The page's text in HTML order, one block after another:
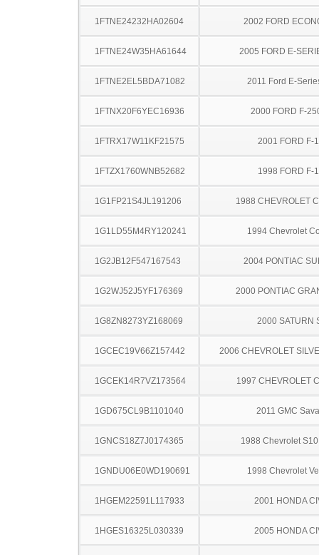
1FTNE24232HA02604 2002 FORD
1FTNE24W35HA61644 2005 FORD E-
1FTNE2EL5BDA71082 2011 Ford E-
1FTNX20F6YEC16936 2000 FORD F-
1FTRX17W11KF21575 2001 FORD F-
1FTZX1760WNB52682 1998 FORD F-
1G1FP21S4JL191206 1988 CHEVROLET
1G1LD55M4RY120241 1994 Chevrolet
1G2JB12F547167543 2004 PONTIAC
1G2WJ52J5YF176369 2000 PONTIAC
1G8ZN8273YZ168069 2000 SATURN
1GCEC19V66Z157442 2006 CHEVROLET
1GCEK14R7VZ173564 1997 CHEVROLET
1GD675CL9B1101040 2011 GMC
1GNCS18Z7J0174365 1988 Chevrolet
1GNDU06E0WD190691 1998 Chevrolet
1HGEM22591L117933 2001 HONDA
1HGES16325L030339 2005 HONDA